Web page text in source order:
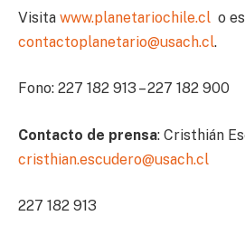
Visita www.planetariochile.cl o
contactoplanetario@usach.cl.
Fono: 227 182 913 – 227 182 900
Contacto de prensa: Cristhián
cristhian.escudero@usach.cl
227 182 913